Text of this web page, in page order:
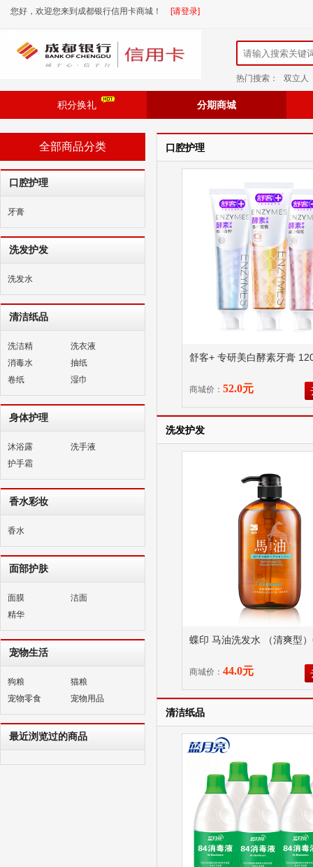
您好，欢迎您来到成都银行信用卡商城！ [请登录]
热门搜索： 双立人
积分换礼 分期商城
全部商品分类
口腔护理
牙膏
洗发护发
洗发水
清洁纸品
洗洁精
洗衣液
消毒水
抽纸
卷纸
湿巾
身体护理
沐浴露
洗手液
护手霜
香水彩妆
香水
面部护肤
面膜
洁面
精华
宠物生活
狗粮
猫粮
宠物零食
宠物用品
最近浏览过的商品
口腔护理
舒客+ 专研美白酵素牙膏
商城价： 52.0元
洗发护发
蝶印 马油洗发水 （清爽型
商城价： 44.0元
清洁纸品